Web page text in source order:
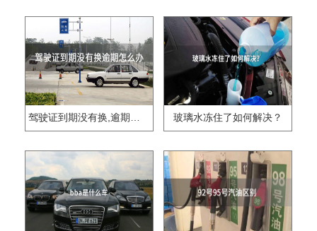
驾驶证到期没有换,逾期怎么办?? 玻璃水冻住了如何解决？